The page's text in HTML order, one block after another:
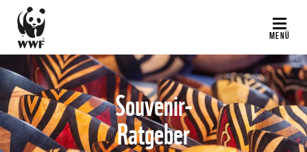
Direkt
zum
Inhalt
MENÜ
Souvenir-
Ratgeber